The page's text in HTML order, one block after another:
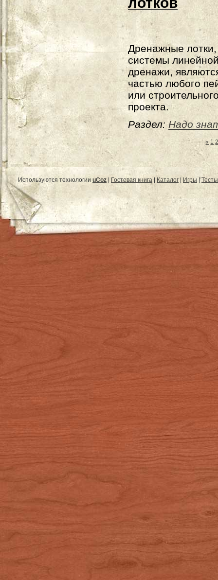
Дренажные
системы
дренажи,
частью любого
или
проекта.
Раздел: Надо
« 1
Используются технологии uCoz Гостевая книга| Каталог Игры |Тесты